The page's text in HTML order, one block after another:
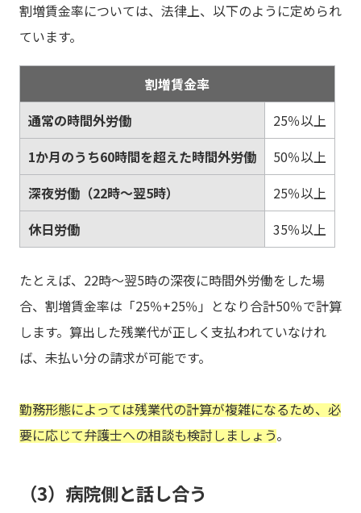
割増賃金率については、法律上、以下のように定められ
ています。
割増賃金率
通常の時間外労働
25％以上
1か月のうち60時間を超えた時間外労働
50％以上
深夜労働（22時～翌5時）
25％以上
休日労働
35％以上
たとえば、22時～翌5時の深夜に時間外労働をした場
合、割増賃金率は「25％+25％」となり合計50％で計算
します。算出した残業代が正しく支払われていなけれ
ば、未払い分の請求が可能です。
勤務形態によっては残業代の計算が複雑になるため、必
要に応じて弁護士への相談も検討しましょう。
（3）病院側と話し合う